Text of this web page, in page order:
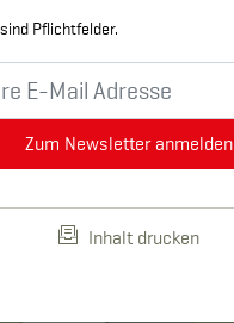
Pflichtfelder.
Zum Newsletter anmelden
Inhalt drucken